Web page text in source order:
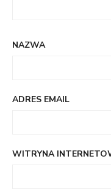
NAZWA
ADRES EMAIL
WITRYNA